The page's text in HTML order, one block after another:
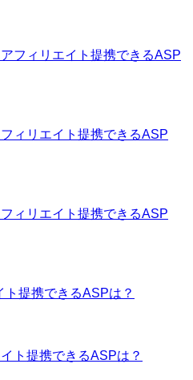
フィリエイト提携できるASP
ィリエイト提携できるASP
ィリエイト提携できるASP
提携できるASPは？
ト提携できるASPは？